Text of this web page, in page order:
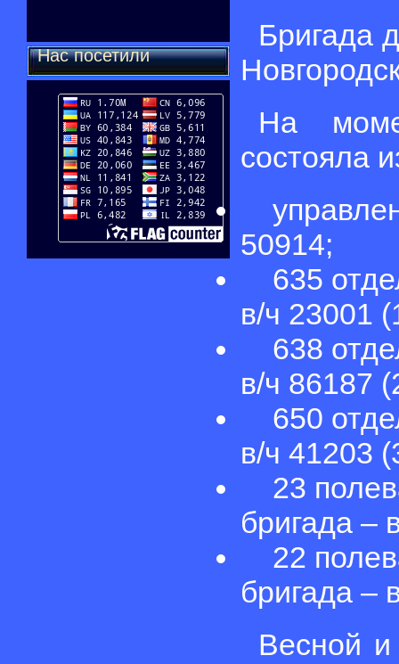
Нас посетили
Бригада
На
состояла
50914;
635
в/ч 23001
638
в/ч 86187
650
в/ч 41203
23
бригада –
22
бригада –
Весной